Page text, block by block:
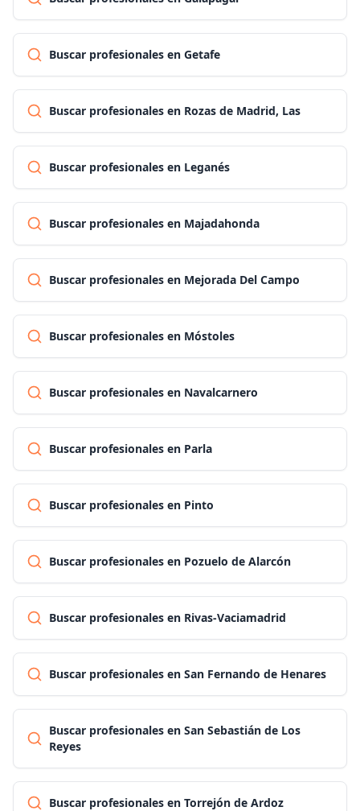
Buscar profesionales en Getafe
Buscar profesionales en Rozas de Madrid, Las
Buscar profesionales en Leganés
Buscar profesionales en Majadahonda
Buscar profesionales en Mejorada Del Campo
Buscar profesionales en Móstoles
Buscar profesionales en Navalcarnero
Buscar profesionales en Parla
Buscar profesionales en Pinto
Buscar profesionales en Pozuelo de Alarcón
Buscar profesionales en Rivas-Vaciamadrid
Buscar profesionales en San Fernando de Henares
Buscar profesionales en San Sebastián de Los
Reyes
Buscar profesionales en Torrejón de Ardoz